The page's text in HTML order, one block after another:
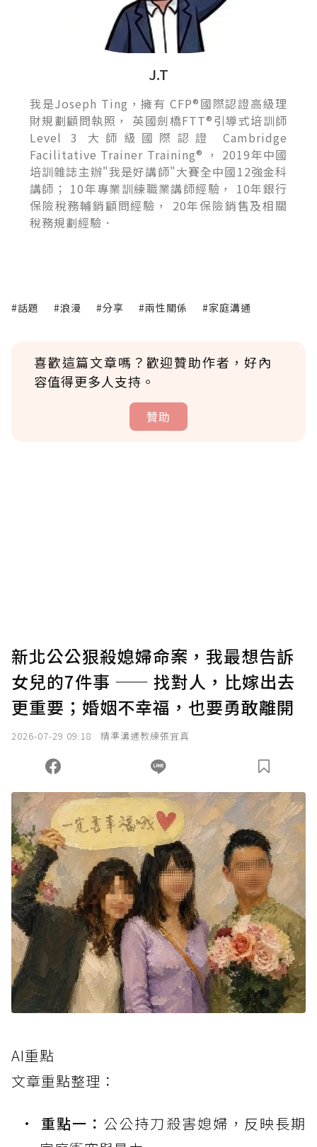
J.T
我是Joseph Ting，擁有 CFP®國際認證高級理
財規劃顧問執照， 英國劍橋FTT®引導式培訓師
Level 3 大師級國際認證 Cambridge
Facilitative Trainer Training® ， 2019年中國
培訓雜誌主辦"我是好講師"大賽全中國12強金科
講師； 10年專業訓練職業講師經驗， 10年銀行
保險稅務輔銷顧問經驗， 20年保險銷售及相關
稅務規劃經驗．
#話題 #浪漫 #分享 #兩性關係 #家庭溝通
喜歡這篇文章嗎？歡迎贊助作者，好內
容值得更多人支持。
贊助
確認送出
您當前剩餘 U 利點數：0點；前往 購買點數
新北公公狠殺媳婦命案，我最想告訴
女兒的7件事 —— 找對人，比嫁出去
更重要；婚姻不幸福，也要勇敢離開
2026-07-29 09:18 精準溝通教練張宜真
AI重點
文章重點整理：
重點一： 公公持刀殺害媳婦，反映長期